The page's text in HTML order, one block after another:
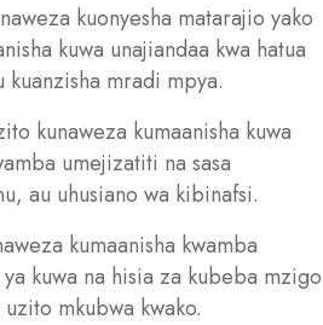
kuonyesha matarajio yako
kuwa unajiandaa kwa hatua
mradi mpya.
kunaweza kumaanisha kuwa
umejizatiti na sasa
au uhusiano wa kibinafsi.
kumaanisha kwamba
kuwa na hisia za kubeba mzigo
mkubwa kwako.